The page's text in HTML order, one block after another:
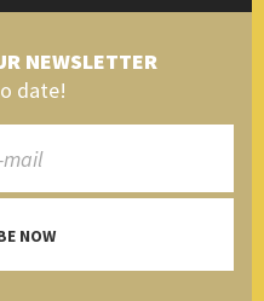
NEWSLETTER
date!
NOW